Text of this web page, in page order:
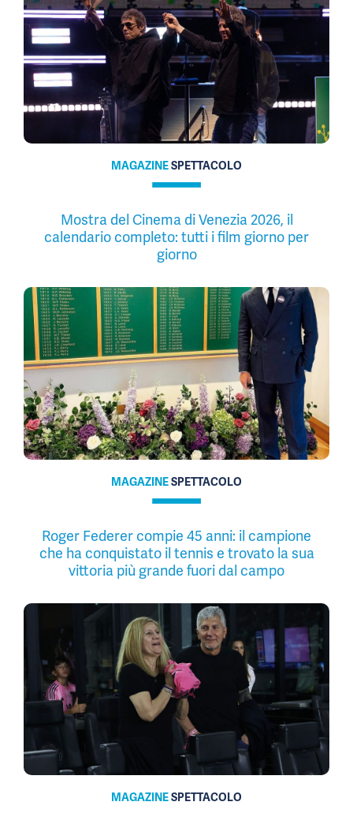
MAGAZINESPETTACOLO
Mostra del Cinema di Venezia 2026, il
calendario completo: tutti i film giorno per
giorno
MAGAZINESPETTACOLO
Roger Federer compie 45 anni: il campione
che ha conquistato il tennis e trovato la sua
vittoria più grande fuori dal campo
MAGAZINESPETTACOLO